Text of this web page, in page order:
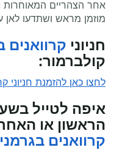
אחר הצהריים המאוחרות
מוזמן מראש ושתדעו לאן
חניוני קרוואנים
קולברמור:
לחצו כאן להזמנת חניוני
איפה לטייל
הראשון או
קרוואנים